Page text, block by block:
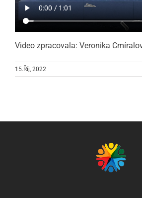
Video zpracovala: Veronika
15.Říj, 2022